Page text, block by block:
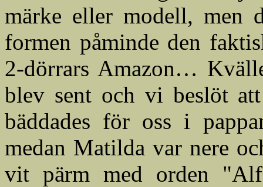
märke eller modell, men
formen påminde den
2-dörrars Amazon…
blev sent och vi beslöt
bäddades för oss i
medan Matilda var nere
vit pärm med orden